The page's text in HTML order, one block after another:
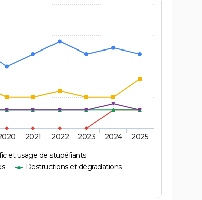
et usage de stupéfiants
Destructions et dégradations
2021 2022 2023 2024 2025